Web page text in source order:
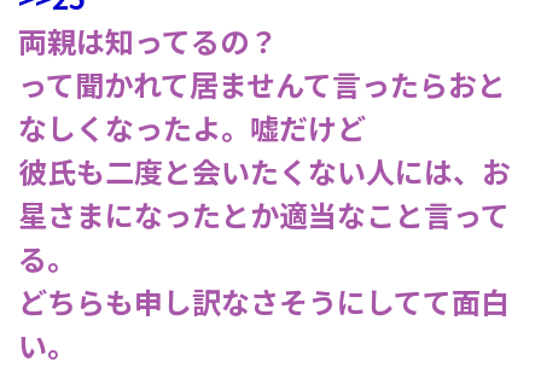
両親は知ってるの？
って聞かれて居ませんて言ったらおと
なしくなったよ。嘘だけど
彼氏も二度と会いたくない人には、お
星さまになったとか適当なこと言って
る。
どちらも申し訳なさそうにしてて面白
い。